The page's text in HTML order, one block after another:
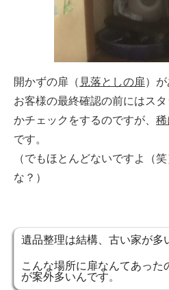
開かずの扉（ 見落としの扉）
お客様の最終確認の前にはス
かチェックをするのですが、 稀
です。
（でもほとんどないですよ（
な？）
遺品整理は結構、古い家が多
こんな場所に扉なんてあった
が案外多いんです。